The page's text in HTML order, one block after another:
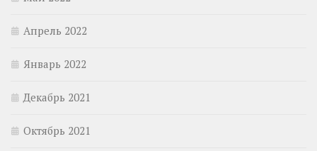
Апрель 2022
Январь 2022
Декабрь 2021
Октябрь 2021